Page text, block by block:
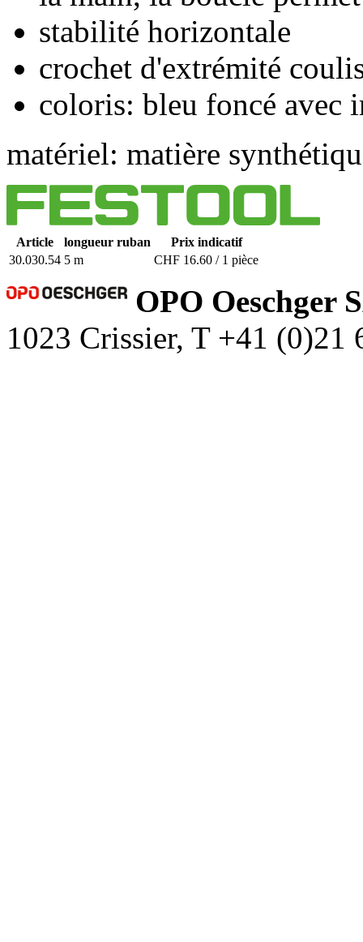
stabilité horizontale
crochet d'extrémité
coloris: bleu foncé avec
matériel: matière
Article longueur ruban
Prix indicatif
30.030.54 5 m CHF 16.60 / 1 pièce
OPO Oeschger
1023 Crissier, T +41 (0)21